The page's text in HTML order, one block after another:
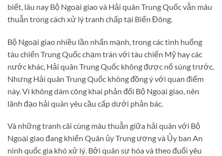
biết, lâu nay Bộ Ngoại giao và Hải quân Trung Quốc vẫn mâu
thuẫn trong cách xử lý tranh chấp tại Biển Đông.
Bộ Ngoại giao nhiều lần nhấn mạnh, trong các tình huống
tàu chiến Trung Quốc chạm trán với tàu chiến Mỹ hay các
nước khác, Hải quân Trung Quốc không được nổ súng trước.
Nhưng Hải quân Trung Quốc không đồng ý với quan điểm
này. Vì không dám công khai phản đối Bộ Ngoại giao, nên
lãnh đạo hải quân yêu cầu cấp dưới phản bác.
Và những tranh cãi cùng mâu thuẫn giữa hải quân với Bộ
Ngoại giao đang khiến Quân ủy Trung ương và Ủy ban An
ninh quốc gia khó xử lý. Bởi quân sự hóa và theo đuổi yêu